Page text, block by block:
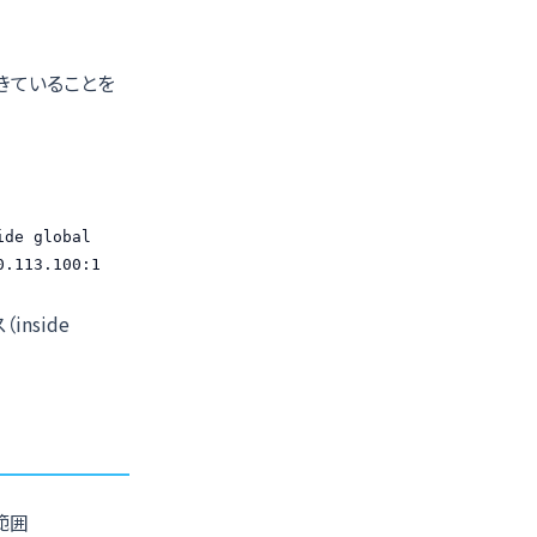
いることを
global
（inside
囲